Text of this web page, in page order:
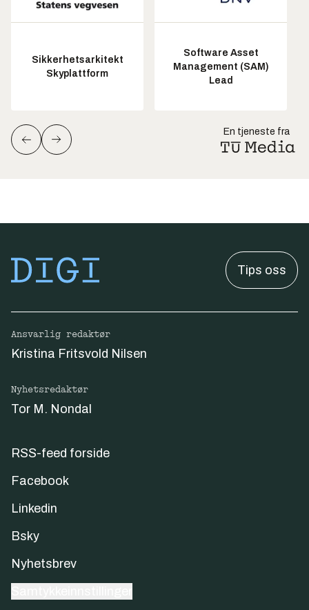
Sikkerhetsarkitekt
Skyplattform
Software Asset
Management (SAM)
Lead
En tjeneste fra
Tips oss
Ansvarlig redaktør
Kristina Fritsvold Nilsen
Nyhetsredaktør
Tor M. Nondal
RSS-feed forside
Facebook
Linkedin
Bsky
Nyhetsbrev